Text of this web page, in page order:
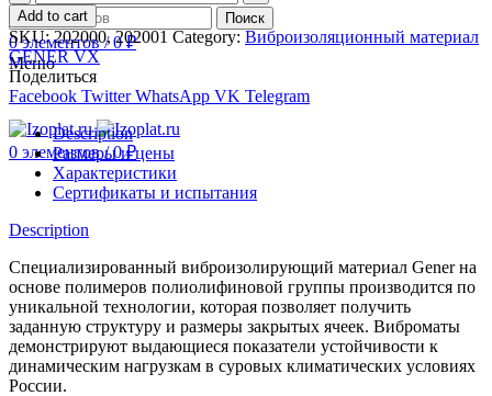
Поиск
0элементов / 0₽
Меню
0 элементов / 0₽
Add to cart
SKU:202000, 202001 Category: Виброизоляционный материал
GENER VX
Поделиться
Facebook Twitter WhatsApp VK Telegram
Description
Размеры и цены
Характеристики
Сертификаты и испытания
Description
Специализированный виброизолирующий материал Gener на
основе полимеров полиолифиновой группы производится по
уникальной технологии, которая позволяет получить
заданную структуру и размеры закрытых ячеек. Виброматы
демонстрируют выдающиеся показатели устойчивости к
динамическим нагрузкам в суровых климатических условиях
России.